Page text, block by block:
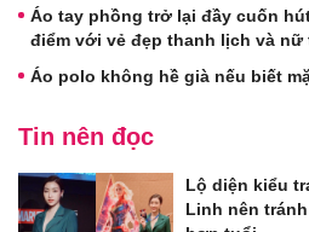
Áo tay phồng trở lại đầy cuốn
điểm với vẻ đẹp thanh lịch và nữ
Áo polo không hề già nếu biết
Tin nên đọc
Lộ diện kiểu
Linh nên